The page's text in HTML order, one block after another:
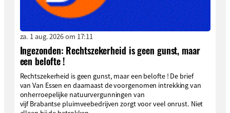
za. 1 aug. 2026 om 17:11
Ingezonden: Rechtszekerheid is geen gunst, maar
een belofte !
Rechtszekerheid is geen gunst, maar een belofte ! De brief
van Van Essen en daarnaast de voorgenomen intrekking van
onherroepelijke natuurvergunningen van
vijf Brabantse pluimveebedrijven zorgt voor veel onrust. Niet